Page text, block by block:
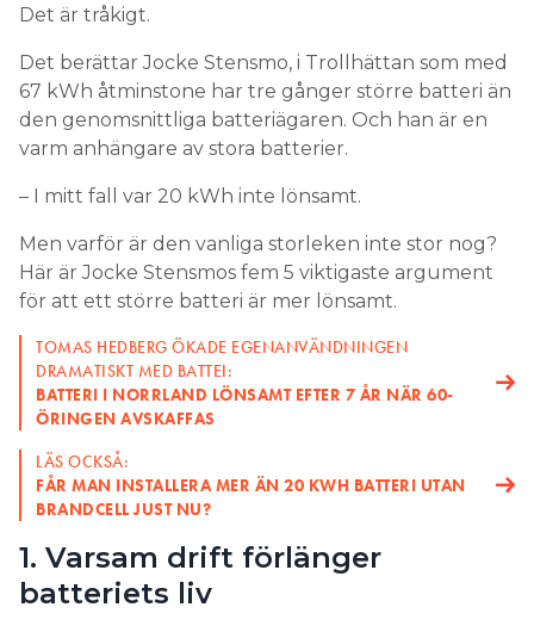
Hög och låg temperatur och
väldigt snabb laddning skadar
batteriets celler
– Hög temperatur sliter på batteriet. Om det är
som ökar det inre motståndet i battericellerna.
LÄS OCKSÅ:
BRANDCELL JUST NU?
SNART KOMMER NATRIUMJON-BATTERIER
TRE MILJÖVÄNLIGA BATTERITEKNIKER
Batterier skadas också av för låg
temperatur
– Att ladda när det är väldigt kallt är skadligt för
batteriet.
Det är tråkigt.
Det berättar Jocke Stensmo, i Trollhättan som med
67 kWh åtminstone har tre gånger större batteri än
den genomsnittliga batteriägaren. Och han är en
varm anhängare av stora batterier.
– I mitt fall var 20 kWh inte lönsamt.
Men varför är den vanliga storleken inte stor nog?
Här är Jocke Stensmos fem 5 viktigaste argument
för att ett större batteri är mer lönsamt.
TOMAS HEDBERG ÖKADE EGENANVÄNDNINGEN
DRAMATISKT MED BATTEI:
BATTERI I NORRLAND LÖNSAMT EFTER 7 ÅR NÄR 60-
ÖRINGEN AVSKAFFAS
LÄS OCKSÅ:
FÅR MAN INSTALLERA MER ÄN 20 KWH BATTERI UTAN
BRANDCELL JUST NU?
1. Varsam drift förlänger
batteriets liv